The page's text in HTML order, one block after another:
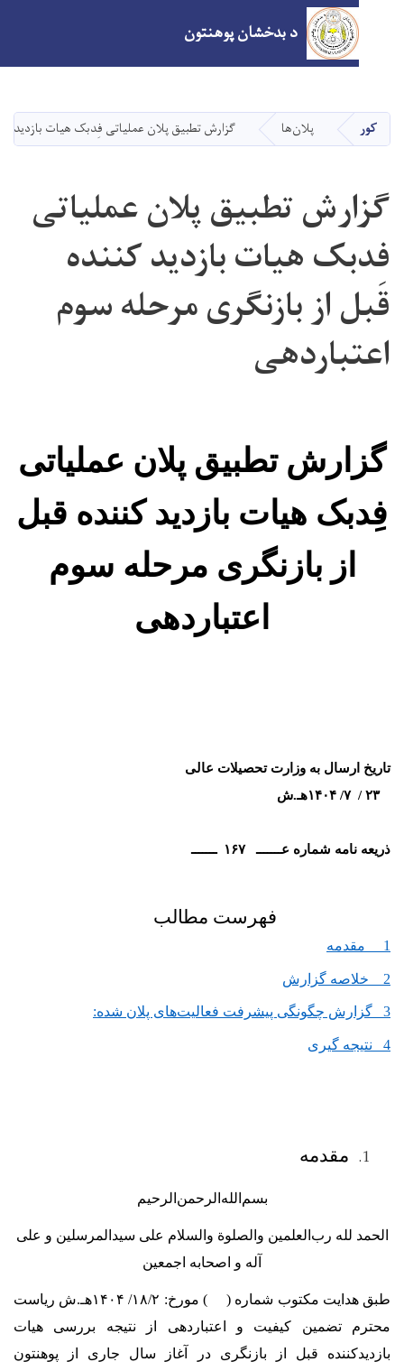
دانګل
د بدخشان پوهنتون
پلان‌ها گزارش تطبیق پلان عملیاتی فِدبک هیات بازدید کننده قبل
تطبیق پلان عملیاتی
هیات بازدید کننده
از بازنگری مرحله سوم
تطبیق پلانعملیاتی
هیات بازدید کننده قبل
از بازنگری مرحله سوم
اعتباردهی
ارسال به وزارت تحصیلات عالی
۴هـ.ش
شماره عـــــــ ۱۶۷ ـــــــ
فهرست مطالب
گزارش
چگونگی پیشرفت فعالیت‌های پلان شده:
گیری
مقدمه
بسم‌الله‌الرحمن‌الرحیم
لله رب‌العلمین والصلوة والسلام علی سیدالمرسلین و علی
آله و اصحابه اجمعین
طبق هدایت مکتوب شماره ( ) مورخ: ۱۸/۲/ ۱۴۰۴هـ.ش ریاست
تضمین کیفیت و اعتباردهی از نتیجه بررسی هیات
قبل از بازنگری در آغاز سال جاری از پوهنتون